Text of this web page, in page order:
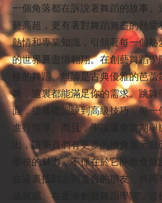
一個角落都在訴說著舞蹈的故事
藝高超，更有著對舞蹈無盡的熱
熱情和專業知識，引領著每一個
的世界裏盡情翱翔。在創藝舞蹈
格的舞蹈。無論是古典優雅的芭
舞，這裏都能滿足你的需求。跳
面，從基礎訓練到高級技巧，每
進行指導。而且，學院還會定期
出，讓學員們有更多的機會展示
學校的魅力，不僅在於它能教會
在這裏找到志同道合的朋友，共同
成就感。在香港創藝舞蹈學院，這